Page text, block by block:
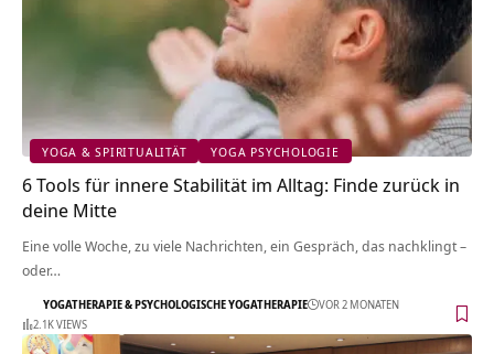
YOGA & SPIRITUALITÄT YOGA PSYCHOLOGIE
6 Tools für innere Stabilität im Alltag: Finde zurück in
deine Mitte
Eine volle Woche, zu viele Nachrichten, ein Gespräch, das nachklingt –
oder…
YOGATHERAPIE & PSYCHOLOGISCHE YOGATHERAPIE
VOR 2 MONATEN
2.1K VIEWS